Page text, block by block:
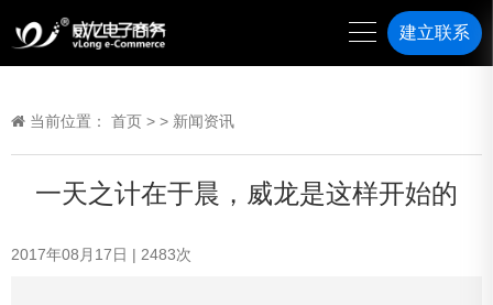
建立联系
当前位置： 首页 > > 新闻资讯
一天之计在于晨，威龙是这样开始的
2017年08月17日 | 2483次